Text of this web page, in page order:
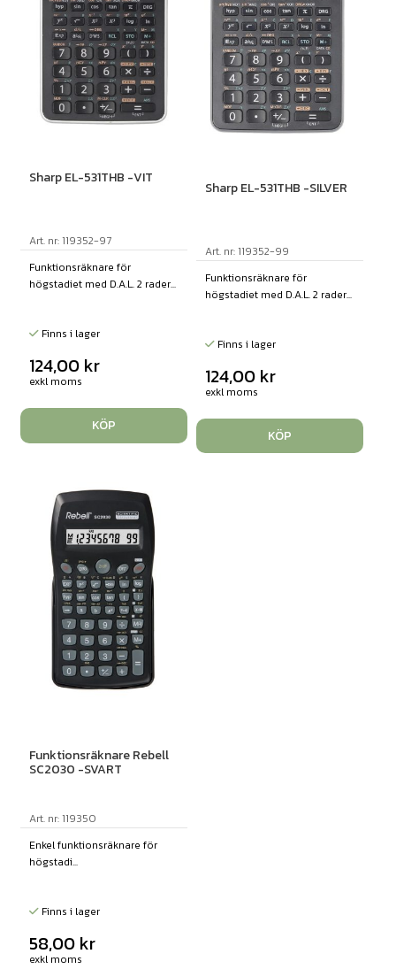
Sharp EL-531THB -VIT
Art. nr: 119352-97
Funktionsräknare för
högstadiet med D.A.L. 2 rader...
Finns i lager
124,00 kr
exkl moms
KÖP
Sharp EL-531THB -SILVER
Art. nr: 119352-99
Funktionsräknare för
högstadiet med D.A.L. 2 rader...
Finns i lager
124,00 kr
exkl moms
KÖP
Funktionsräknare Rebell
SC2030 -SVART
Art. nr: 119350
Enkel funktionsräknare för
högstadi...
Finns i lager
58,00 kr
exkl moms